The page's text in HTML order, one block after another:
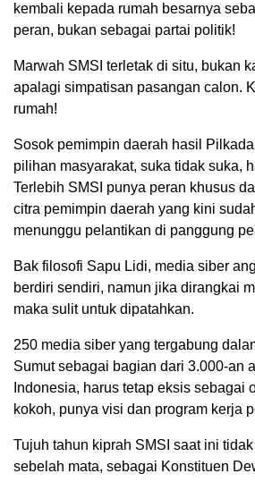
kembali kepada rumah besarnya
peran, bukan sebagai partai politik!
Marwah SMSI terletak di situ, bukan
apalagi simpatisan pasangan calon.
rumah!
Sosok pemimpin daerah hasil
pilihan masyarakat, suka tidak suka,
Terlebih SMSI punya peran khusus
citra pemimpin daerah yang kini
menunggu pelantikan di panggung
Bak filosofi Sapu Lidi, media siber
berdiri sendiri, namun jika dirangkai
maka sulit untuk dipatahkan.
250 media siber yang tergabung
Sumut sebagai bagian dari 3.000-an
Indonesia, harus tetap eksis sebagai
kokoh, punya visi dan program kerja
Tujuh tahun kiprah SMSI saat ini
sebelah mata, sebagai Konstituen